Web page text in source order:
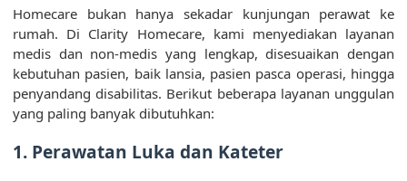
Homecare bukan hanya sekadar kunjungan perawat ke
rumah. Di Clarity Homecare, kami menyediakan layanan
medis dan non-medis yang lengkap, disesuaikan dengan
kebutuhan pasien, baik lansia, pasien pasca operasi, hingga
penyandang disabilitas. Berikut beberapa layanan unggulan
yang paling banyak dibutuhkan:
1. Perawatan Luka dan Kateter